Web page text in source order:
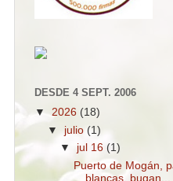
DESDE 4 SEPT. 2006
▼ 2026 (18)
▼ julio(1)
▼jul 16(1)
Puerto de Mogán,
blancas, bugan...